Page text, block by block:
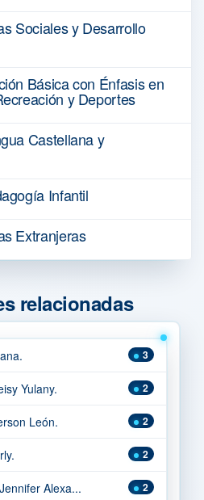
Sociales y Desarrollo
Básica con Énfasis en
y Deportes
Castellana y
Infantil
Extranjeras
relacionadas
3
2
Yulany.
2
León.
2
2
Alexa...